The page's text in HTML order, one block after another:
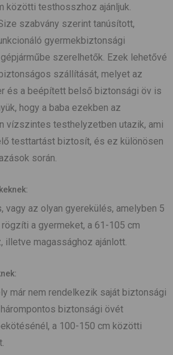
közötti testhosszhoz ajánljuk.
szabvány szerint tanúsított,
gyermekbiztonsági
szerelhetők. Ezek lehetővé
szállítását, melyet az
és a beépített belső biztonsági öv is
hogy a baba ezekben az
vízszintes testhelyzetben utazik, ami
testtartást biztosít, és ez különösen
során.
vagy az olyan gyerekülés, amelyben 5
a gyermeket, a 61-105 cm
magassághoz ajánlott.
már nem rendelkezik saját biztonsági
biztonsági övét
a 100-150 cm közötti